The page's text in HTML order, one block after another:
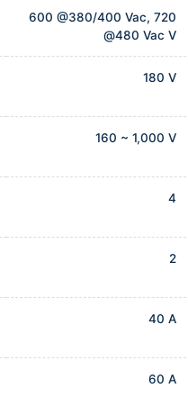
600 @380/400 Vac, 720
@480 Vac V
180 V
160 ~ 1,000 V
4
2
40 A
60 A